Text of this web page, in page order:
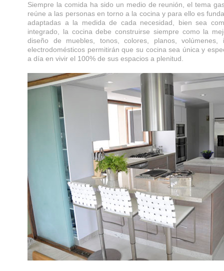
Siempre la comida ha sido un medio de reunión, el tema
reúne a las personas en torno a la cocina y para ello es
adaptadas a la medida de cada necesidad, bien sea
integrado, la cocina debe construirse siempre como la
diseño de muebles, tonos, colores, planos, volúmenes,
electrodomésticos permitirán que su cocina sea única y
a día en vivir el 100% de sus espacios a plenitud.